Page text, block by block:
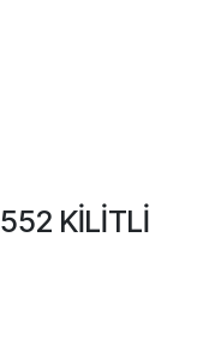
KİLİTLİ